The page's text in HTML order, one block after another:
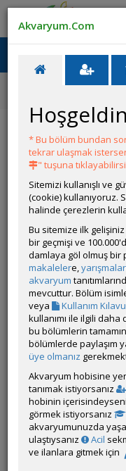
Ana Menü
Yarışmalar
37.
Yarışmalar
Katıl
Tetra Slot
Kategorinin Diğer
Liste
1
Akvaryum.Com
* Bu bölüm bundan
tekrar ulaşmak
" tuşuna
Sitemizi kullanışlı ve
(cookie) kullanıyoruz.
halinde çerezlerin
Bu sitemize ilk gelişiniz
bir geçmişi ve
damlaya göl olmuş bir
makalelere,yarışmalar
akvaryum
mevcuttur. Bölüm
veya
Kullanım
kullanımı ile ilgili
bu bölümlerin
bölümlerde paylaşım
üye olmanız
Akvaryum hobisine
tanımak istiyorsanız
hobinin
görmek istiyorsanız
akvaryumunuzda
ulaştıysanız
Acil
ve ilanlara gitmek için